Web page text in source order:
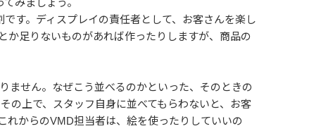
みましょう。
す。ディスプレイの責任者として、お客さんを楽し
か足りないものがあれば作ったりしますが、商品の
ません。なぜこう並べるのかといった、そのときの
の上で、スタッフ自身に並べてもらわないと、お客
れからのVMD担当者は、絵を使ったりしていいの